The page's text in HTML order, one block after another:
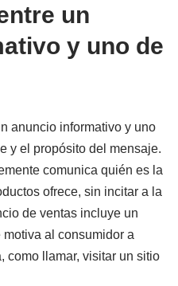
un
y uno de
anuncio informativo y uno
y el propósito del mensaje.
comunica quién es la
ofrece, sin incitar a la
de ventas incluye un
motiva al consumidor a
como llamar, visitar un sitio